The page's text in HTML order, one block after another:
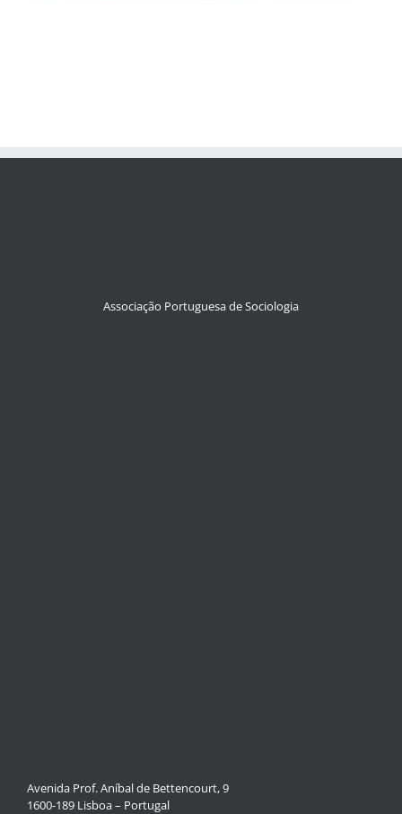
Associação Portuguesa de Sociologia
Avenida Prof. Aníbal de Bettencourt, 9
1600-189 Lisboa – Portugal